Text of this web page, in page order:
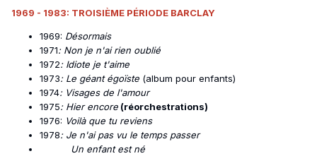
1969 - 1983: TROISIÈME PÉRIODE BARCLAY
1969: Désormais
1971: Non je n'ai rien oublié
1972: Idiote je t'aime
1973: Le géant égoïste (album pour enfants)
1974: Visages de l'amour
1975: Hier encore (réorchestrations)
1976: Voilà que tu reviens
1978: Je n'ai pas vu le temps passer
Un enfant est né